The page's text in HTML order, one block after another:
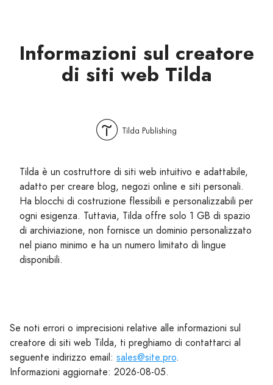
Informazioni sul creatore
di siti web Tilda
Tilda è un costruttore di siti web intuitivo e adattabile,
adatto per creare blog, negozi online e siti personali.
Ha blocchi di costruzione flessibili e personalizzabili per
ogni esigenza. Tuttavia, Tilda offre solo 1 GB di spazio
di archiviazione, non fornisce un dominio personalizzato
nel piano minimo e ha un numero limitato di lingue
disponibili.
Se noti errori o imprecisioni relative alle informazioni sul
creatore di siti web Tilda, ti preghiamo di contattarci al
seguente indirizzo email: sales@site.pro.
Informazioni aggiornate: 2026-08-05.